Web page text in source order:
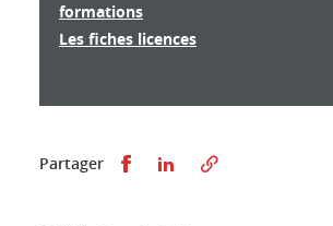
formations
Les fiches licences
Partager Partager sur Facebook
Partager sur LinkedIn